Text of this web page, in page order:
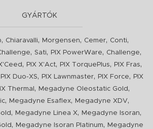
GYÁRTÓK
, Chiaravalli, Morgensen, Cemer, Conti,
, Sati, PIX PowerWare, Challenge,
, PIX X'Act, PIX TorquePlus, PIX Fras,
PIX Duo-XS, PIX Lawnmaster, PIX Force,
PIX
Thermal , Megadyne Oleostatic Gold ,
, Megadyne Esaflex, Megadyne XDV,
, Megadyne Linea X, Megadyne Isoran,
, Megadyne Isoran Platinum,
Megadyne